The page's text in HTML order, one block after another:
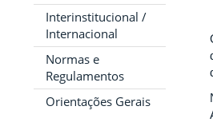
Interinstitucional /
Internacional
Normas e
Regulamentos
Orientações Gerais